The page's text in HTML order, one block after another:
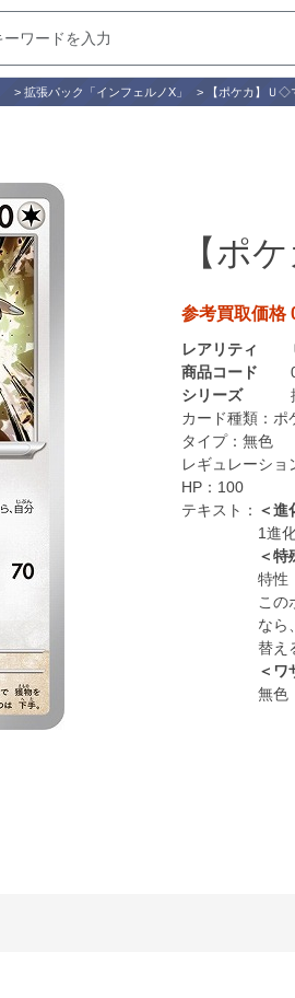
> 拡張パック「インフェルノX」 > 【ポケカ】Ｕ◇
【ポ
参考買取価格
レアリティ
商品コード
シリーズ
カード種類： ポ
タイプ： 無色
レギュレーショ
HP： 100
テキスト： ＜進
1進
＜特
特性
この
なら
替え
＜ワ
無